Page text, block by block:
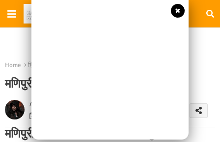
Home हिन्दी sex story
मणिपुरी दोस्त को मिलती है पत्नी की चुदाई
Author -
मणिपुरी दोस्त को मिलती है पत्नी की चुदाई
✖